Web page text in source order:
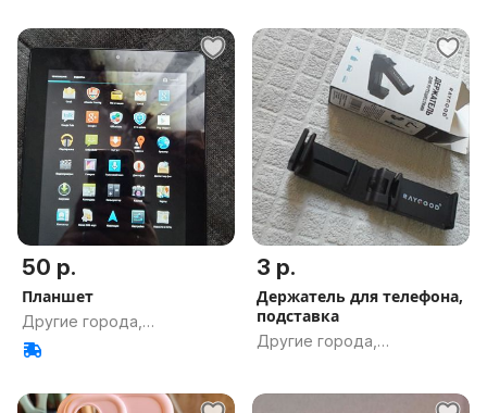
50 р.
Планшет
Другие города,
Гомельская обл.
3 р.
Держатель для телефона,
подставка
Другие города,